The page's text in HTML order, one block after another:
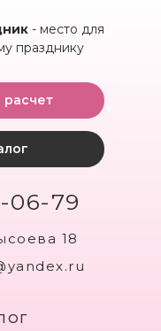
- место для
празднику
06-79
18